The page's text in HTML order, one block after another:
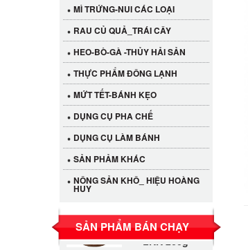
MÌ TRỨNG-NUI CÁC LOẠI
RAU CỦ QUẢ_TRÁI CÂY
HEO-BÒ-GÀ -THỦY HẢI SẢN
THỰC PHẨM ĐÔNG LẠNH
MỨT TẾT-BÁNH KẸO
DỤNG CỤ PHA CHẾ
DỤNG CỤ LÀM BÁNH
SẢN PHẢM KHÁC
NÔNG SẢN KHÔ_ HIỆU HOÀNG
HUY
SẢN PHẨM BÁN CHẠY
Cần Tây Đà Lạt
40.000 VND
Tương xí muội
LKK 260g
530.000 VND